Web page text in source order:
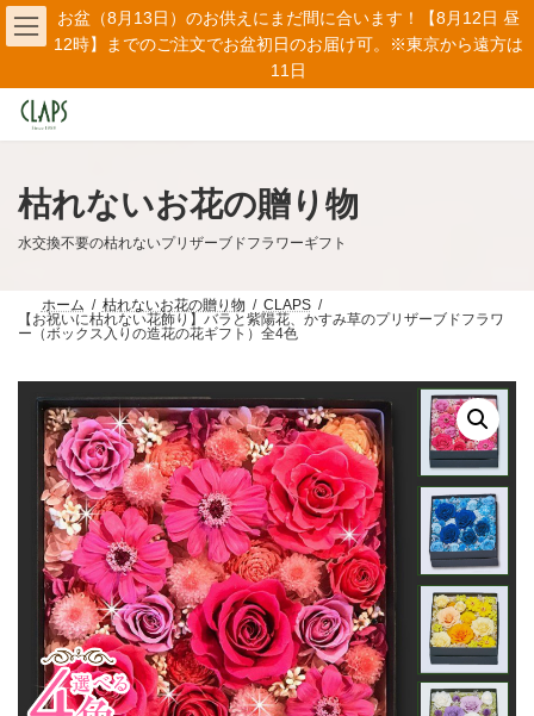
コ
ン
テ
ツ
ス
ナ
ビ
ゲ
シ
ン
お盆（8月13日）のお供えにまだ間に合います！【8月12日 昼
12時】までのご注文でお盆初日のお届け可。※東京から遠方は
11日
枯れないお花の贈り物
水交換不要の枯れないプリザーブドフラワーギフト
ホーム 枯れないお花の贈り物
CLAPS
【お祝いに枯れない花飾り】バラと紫陽花、かすみ草のプリザーブドフラワ
ー（ボックス入りの造花の花ギフト）全4色